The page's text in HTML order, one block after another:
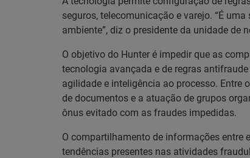
seguros, telecomunicação e varejo. “É
ambiente”, diz o presidente da unidade de
O objetivo do Hunter é impedir que as
tecnologia avançada e de regras
agilidade e inteligência ao processo.
de documentos e a atuação de grupos
ônus evitado com as fraudes impedidas.
O compartilhamento de informações entre
tendências presentes nas atividades